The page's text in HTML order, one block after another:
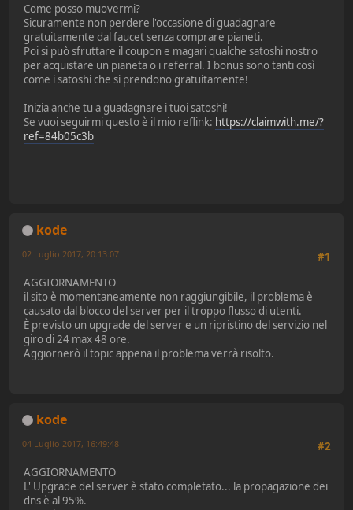
Come posso muovermi?
Sicuramente non perdere l'occasione di guadagnare
gratuitamente dal faucet senza comprare pianeti.
Poi si può sfruttare il coupon e magari qualche satoshi nostro
per acquistare un pianeta o i referral. I bonus sono tanti così
come i satoshi che si prendono gratuitamente!
Inizia anche tu a guadagnare i tuoi satoshi!
Se vuoi seguirmi questo è il mio reflink: https://claimwith.me/?
ref=84b05c3b
kode
#1
02 Luglio 2017, 20:13:07
AGGIORNAMENTO
il sito è momentaneamente non raggiungibile, il problema è
causato dal blocco del server per il troppo flusso di utenti.
È previsto un upgrade del server e un ripristino del servizio nel
giro di 24 max 48 ore.
Aggiornerò il topic appena il problema verrà risolto.
kode
#2
04 Luglio 2017, 16:49:48
AGGIORNAMENTO
L' Upgrade del server è stato completato... la propagazione dei
dns è al 95%.